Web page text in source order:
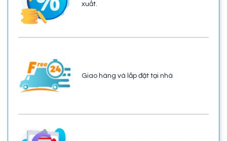
xuất.
Giao hàng và lắp đặt tại nhà